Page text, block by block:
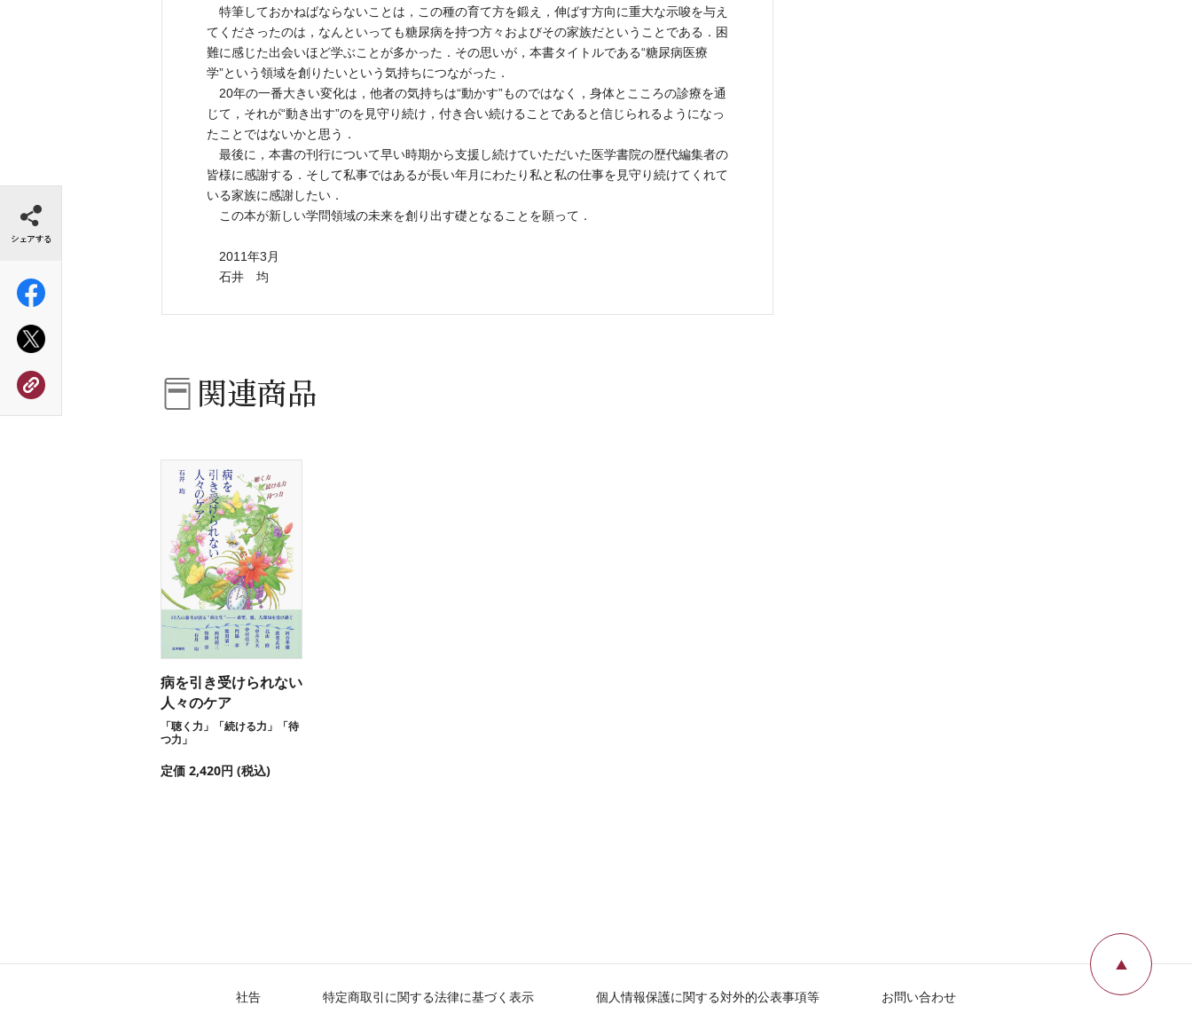
特筆しておかねばならないことは，この種の育て方を鍛え，伸ばす方向に重大な示唆を与え
てくださったのは，なんといっても糖尿病を持つ方々およびその家族だということである．困
難に感じた出会いほど学ぶことが多かった．その思いが，本書タイトルである“糖尿病医療
学”という領域を創りたいという気持ちにつながった．
20年の一番大きい変化は，他者の気持ちは“動かす”ものではなく，身体とこころの診療を通
じて，それが“動き出す”のを見守り続け，付き合い続けることであると信じられるようになっ
たことではないかと思う．
最後に，本書の刊行について早い時期から支援し続けていただいた医学書院の歴代編集者の
皆様に感謝する．そして私事ではあるが長い年月にわたり私と私の仕事を見守り続けてくれて
いる家族に感謝したい．
この本が新しい学問領域の未来を創り出す礎となることを願って．
2011年3月
石井 均
関連商品
病を引き受けられない
人々のケア
「聴く力」「続ける力」「待
つ力」
定価 2,420円 (税込)
社告 特定商取引に関する法律に基づく表示 個人情報保護に関する対外的公表事項等 お問い合わせ